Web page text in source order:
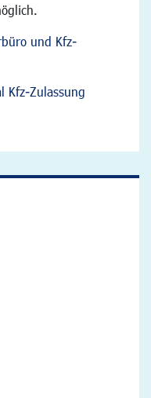
und Kfz-
Kfz-Zulassung